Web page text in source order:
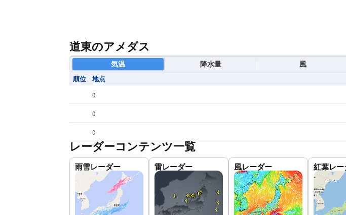
道東のアメダス
気温 降水量 風
順位 地点
()
()
()
レーダーコンテンツ一覧
雨雪レーダー 雷レーダー 風レーダー 紅葉レー